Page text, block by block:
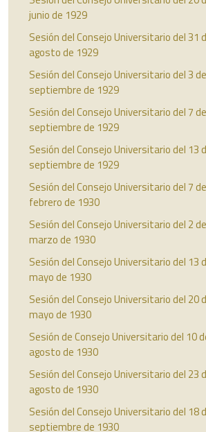
junio de 1929
Sesión del Consejo Universitario del 31
agosto de 1929
Sesión del Consejo Universitario del 3 de
septiembre de 1929
Sesión del Consejo Universitario del 7 de
septiembre de 1929
Sesión del Consejo Universitario del 13
septiembre de 1929
Sesión del Consejo Universitario del 7 de
febrero de 1930
Sesión del Consejo Universitario del 2 de
marzo de 1930
Sesión del Consejo Universitario del 13
mayo de 1930
Sesión del Consejo Universitario del 20
mayo de 1930
Sesión de Consejo Universitario del 10
agosto de 1930
Sesión del Consejo Universitario del 23
agosto de 1930
Sesión del Consejo Universitario del 18
septiembre de 1930